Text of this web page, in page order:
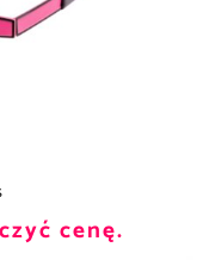
cenę.